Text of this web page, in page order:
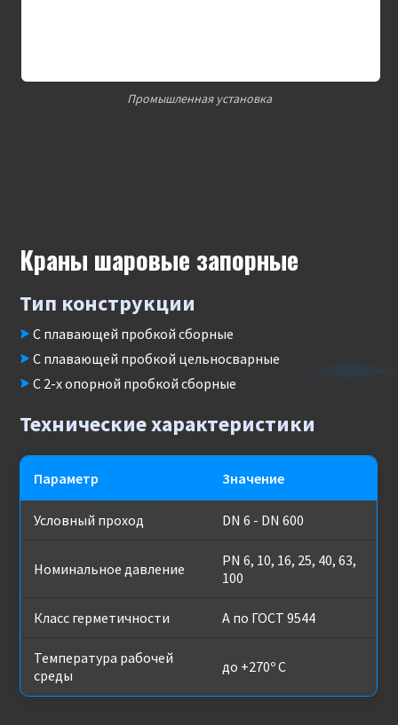
Промышленная установка
Краны шаровые запорные
Тип конструкции
С плавающей пробкой сборные
С плавающей пробкой цельносварные
С 2-х опорной пробкой сборные
Технические характеристики
Параметр Значение
Условный проход DN 6 - DN 600
Номинальное давление
PN 6, 10, 16, 25, 40, 63,
100
Класс герметичности А по ГОСТ 9544
Температура рабочей
среды
до +270º С